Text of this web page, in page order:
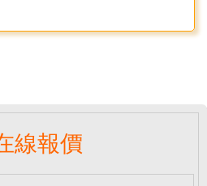
線報價